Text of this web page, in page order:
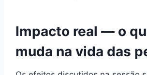
Impacto real — o
muda na vida das